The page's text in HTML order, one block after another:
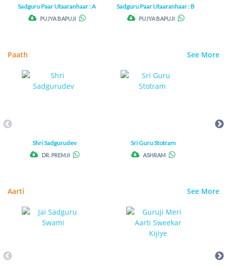
Sadguru Paar Utaaranhaar : A
PUJYA BAPUJI
Sadguru Paar Utaaranhaar : B
PUJYA BAPUJI
Paath See More
Shri Sadgurudev
DR. PREMJI
Sri Guru Stotram
ASHRAM
Aarti See More